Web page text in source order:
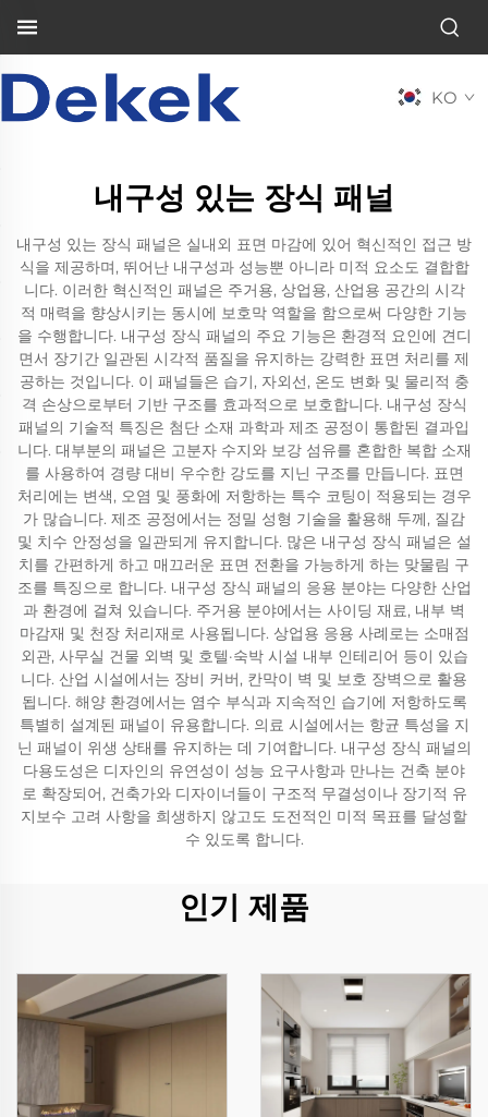
KO
내구성 있는 장식 패널
내구성 있는 장식 패널은 실내외 표면 마감에 있어 혁신적인 접근 방
식을 제공하며, 뛰어난 내구성과 성능뿐 아니라 미적 요소도 결합합
니다. 이러한 혁신적인 패널은 주거용, 상업용, 산업용 공간의 시각
적 매력을 향상시키는 동시에 보호막 역할을 함으로써 다양한 기능
을 수행합니다. 내구성 장식 패널의 주요 기능은 환경적 요인에 견디
면서 장기간 일관된 시각적 품질을 유지하는 강력한 표면 처리를 제
공하는 것입니다. 이 패널들은 습기, 자외선, 온도 변화 및 물리적 충
격 손상으로부터 기반 구조를 효과적으로 보호합니다. 내구성 장식
패널의 기술적 특징은 첨단 소재 과학과 제조 공정이 통합된 결과입
니다. 대부분의 패널은 고분자 수지와 보강 섬유를 혼합한 복합 소재
를 사용하여 경량 대비 우수한 강도를 지닌 구조를 만듭니다. 표면
처리에는 변색, 오염 및 풍화에 저항하는 특수 코팅이 적용되는 경우
가 많습니다. 제조 공정에서는 정밀 성형 기술을 활용해 두께, 질감
및 치수 안정성을 일관되게 유지합니다. 많은 내구성 장식 패널은 설
치를 간편하게 하고 매끄러운 표면 전환을 가능하게 하는 맞물림 구
조를 특징으로 합니다. 내구성 장식 패널의 응용 분야는 다양한 산업
과 환경에 걸쳐 있습니다. 주거용 분야에서는 사이딩 재료, 내부 벽
마감재 및 천장 처리재로 사용됩니다. 상업용 응용 사례로는 소매점
외관, 사무실 건물 외벽 및 호텔·숙박 시설 내부 인테리어 등이 있습
니다. 산업 시설에서는 장비 커버, 칸막이 벽 및 보호 장벽으로 활용
됩니다. 해양 환경에서는 염수 부식과 지속적인 습기에 저항하도록
특별히 설계된 패널이 유용합니다. 의료 시설에서는 항균 특성을 지
닌 패널이 위생 상태를 유지하는 데 기여합니다. 내구성 장식 패널의
다용도성은 디자인의 유연성이 성능 요구사항과 만나는 건축 분야
로 확장되어, 건축가와 디자이너들이 구조적 무결성이나 장기적 유
지보수 고려 사항을 희생하지 않고도 도전적인 미적 목표를 달성할
수 있도록 합니다.
인기 제품